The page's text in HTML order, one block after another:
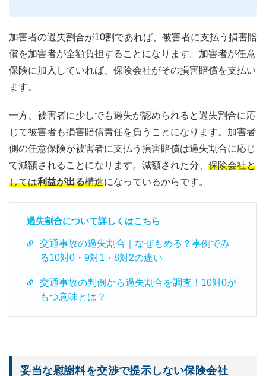
加害者の過失割合が10割であれば、被害者に支払う損害賠
償を加害者が全額負担することになります。加害者が任意
保険に加入していれば、保険会社がその損害賠償を支払い
ます。
一方、被害者に少しでも過失が認められると過失割合に応
じて被害者も損害賠償責任を負うことになります。加害者
側の任意保険が被害者に支払う損害賠償は過失割合に応じ
て減額されることになります。減額された分、 保険会社と
しては利益が出る構造になっているからです。
過失割合について詳しくはこちら
交通事故の過失割合｜なぜもめる？事例でみ
る10対0・9対1・8対2の違い
交通事故の判例から過失割合を調査！10対0が
もつ意味とは？
妥当な慰謝料を交渉で提示しない保険会社